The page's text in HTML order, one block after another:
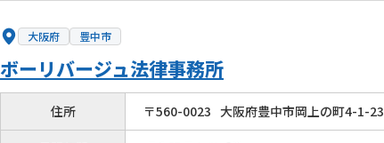
大阪府 豊中市
ボーリバージュ法律事務所
住所 〒560-0023 大阪府豊中市岡上の町4-1-23